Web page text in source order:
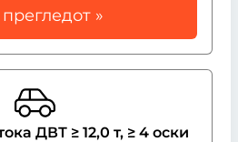
»
ДВТ ≥ 12,0 т, ≥ 4 оски